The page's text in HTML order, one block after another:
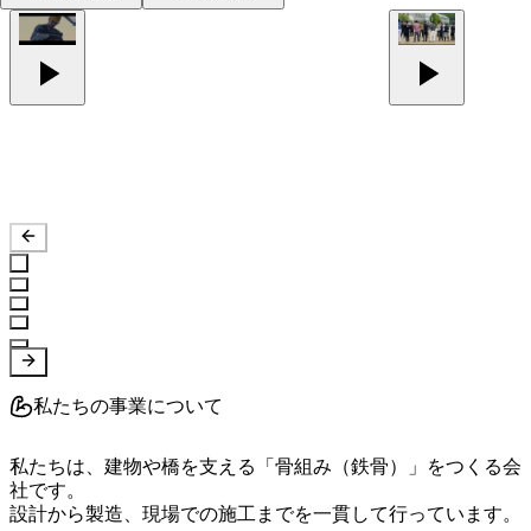
私たちの事業について
私たちは、建物や橋を支える「骨組み（鉄骨）」をつくる会
社です。
設計から製造、現場での施工までを一貫して行っています。